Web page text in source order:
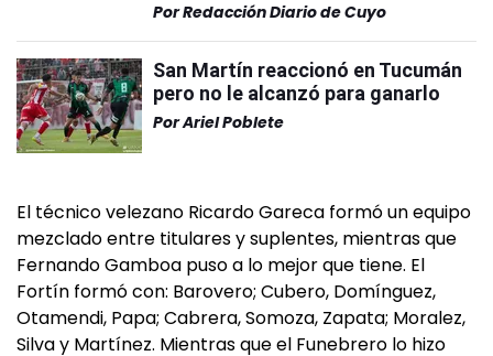
PorRedacción Diario de Cuyo
San Martín reaccionó en Tucumán
pero no le alcanzó para ganarlo
PorAriel Poblete
El técnico velezano Ricardo Gareca formó un equipo
mezclado entre titulares y suplentes, mientras que
Fernando Gamboa puso a lo mejor que tiene. El
Fortín formó con: Barovero; Cubero, Domínguez,
Otamendi, Papa; Cabrera, Somoza, Zapata; Moralez,
Silva y Martínez. Mientras que el Funebrero lo hizo